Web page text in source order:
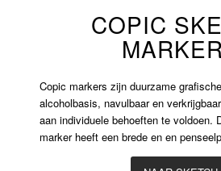
COPIC
Copic markers zijn duurzame
alcoholbasis, navulbaar en
aan individuele behoeften te voldoen.
marker heeft een brede en en